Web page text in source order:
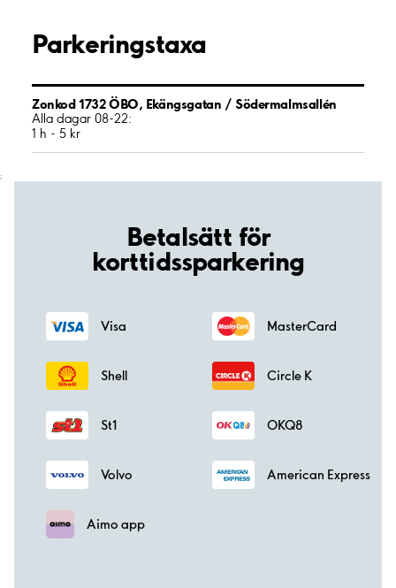
Parkeringstaxa
Zonkod 1732 ÖBO, Ekängsgatan / Södermalmsallén
Alla dagar 08-22:
1 h - 5 kr
;
Betalsätt för
korttidssparkering
Visa MasterCard
Shell Circle K
St1 OKQ8
Volvo American Express
Aimo app